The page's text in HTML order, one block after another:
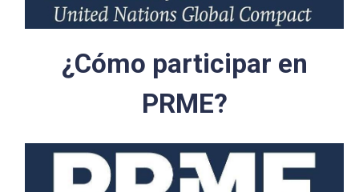
¿Cómo participar en
PRME?